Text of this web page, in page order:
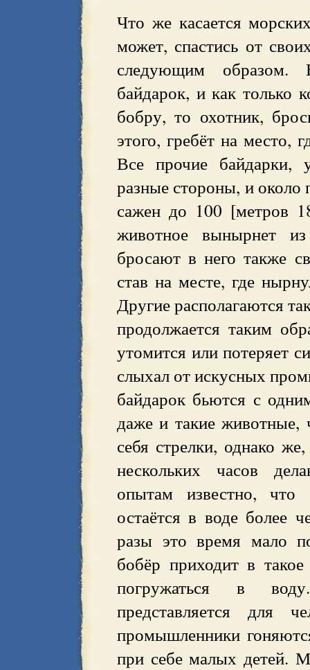
Что же касается
может, спастись от
следующим образом.
байдарок, и как только
бобру, то охотник,
этого, гребёт на место,
Все прочие байдарки,
разные стороны, и около
сажен до 100 [метров
животное вынырнет
бросают в него также
став на месте, где
Другие располагаются
продолжается таким
утомится или потеряет
слыхал от искусных
байдарок бьются с
даже и такие
себя стрелки, однако
нескольких часов
опытам известно,
остаётся в воде более
разы это время мало
бобёр приходит в
погружаться в
представляется для
промышленники
при себе малых детей.